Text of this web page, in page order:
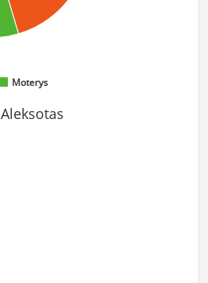
Moterys
Aleksotas